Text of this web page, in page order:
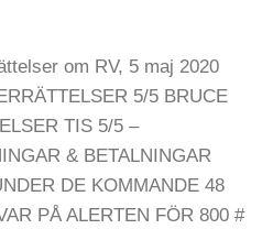
om RV, 5 maj 2020
5/5 BRUCE
TIS 5/5 –
& BETALNINGAR
DE KOMMANDE 48
PÅ ALERTEN FÖR 800 #